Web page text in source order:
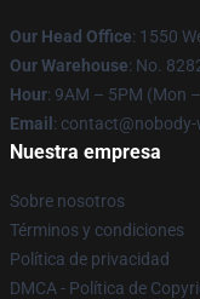
Our Head Office: 1550
Our Warehouse: No.
Hour: 9AM – 5PM (Mon
Email :
Nuestra empresa
Sobre nosotros
Términos y condiciones
Política de privacidad
DMCA - Política de